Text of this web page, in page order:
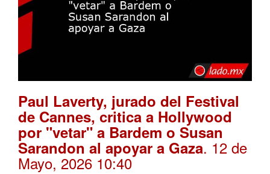
Paul Laverty, jurado del Festival
de Cannes, critica a Hollywood
por "vetar" a Bardem o Susan
Sarandon al apoyar a Gaza. 12 de
Mayo, 2026 10:40